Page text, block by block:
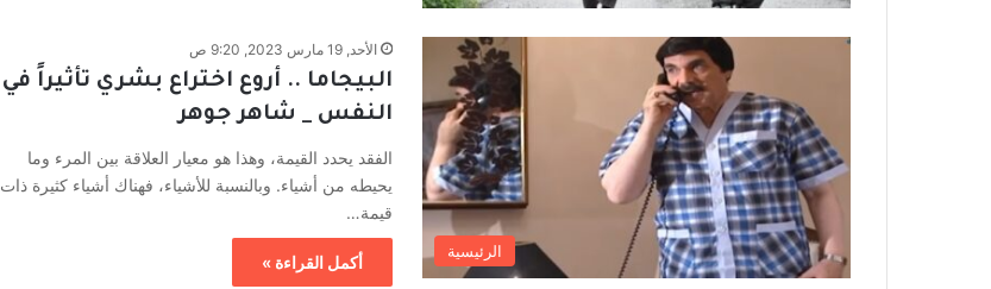
الرئيسية
الأحد, 19 مارس 2023, 9:20 ص
البيجاما .. أروع اختراع بشري تأثيراً في
النفس _ شاهر جوهر
الفقد يحدد القيمة، وهذا هو معيار العلاقة بين المرء وما
يحيطه من أشياء. وبالنسبة للأشياء، فهناك أشياء كثيرة ذات
قيمة…
أكمل القراءة »